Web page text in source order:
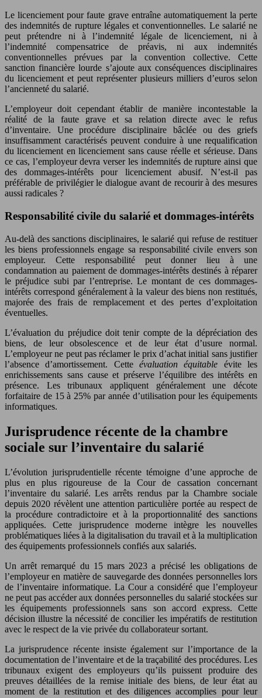
Le licenciement pour faute grave entraîne automatiquement la perte
des indemnités de rupture légales et conventionnelles. Le salarié ne
peut prétendre ni à l’indemnité légale de licenciement, ni à
l’indemnité compensatrice de préavis, ni aux indemnités
conventionnelles prévues par la convention collective. Cette
sanction financière lourde s’ajoute aux conséquences disciplinaires
du licenciement et peut représenter plusieurs milliers d’euros selon
l’ancienneté du salarié.
L’employeur doit cependant établir de manière incontestable la
réalité de la faute grave et sa relation directe avec le refus
d’inventaire. Une procédure disciplinaire bâclée ou des griefs
insuffisamment caractérisés peuvent conduire à une requalification
du licenciement en licenciement sans cause réelle et sérieuse. Dans
ce cas, l’employeur devra verser les indemnités de rupture ainsi que
des dommages-intérêts pour licenciement abusif. N’est-il pas
préférable de privilégier le dialogue avant de recourir à des mesures
aussi radicales ?
Responsabilité civile du salarié et dommages-intérêts
Au-delà des sanctions disciplinaires, le salarié qui refuse de restituer
les biens professionnels engage sa responsabilité civile envers son
employeur. Cette responsabilité peut donner lieu à une
condamnation au paiement de dommages-intérêts destinés à réparer
le préjudice subi par l’entreprise. Le montant de ces dommages-
intérêts correspond généralement à la valeur des biens non restitués,
majorée des frais de remplacement et des pertes d’exploitation
éventuelles.
L’évaluation du préjudice doit tenir compte de la dépréciation des
biens, de leur obsolescence et de leur état d’usure normal.
L’employeur ne peut pas réclamer le prix d’achat initial sans justifier
l’absence d’amortissement. Cette évaluation équitable évite les
enrichissements sans cause et préserve l’équilibre des intérêts en
présence. Les tribunaux appliquent généralement une décote
forfaitaire de 15 à 25% par année d’utilisation pour les équipements
informatiques.
Jurisprudence récente de la chambre
sociale sur l’inventaire du salarié
L’évolution jurisprudentielle récente témoigne d’une approche de
plus en plus rigoureuse de la Cour de cassation concernant
l’inventaire du salarié. Les arrêts rendus par la Chambre sociale
depuis 2020 révèlent une attention particulière portée au respect de
la procédure contradictoire et à la proportionnalité des sanctions
appliquées. Cette jurisprudence moderne intègre les nouvelles
problématiques liées à la digitalisation du travail et à la multiplication
des équipements professionnels confiés aux salariés.
Un arrêt remarqué du 15 mars 2023 a précisé les obligations de
l’employeur en matière de sauvegarde des données personnelles lors
de l’inventaire informatique. La Cour a considéré que l’employeur
ne peut pas accéder aux données personnelles du salarié stockées sur
les équipements professionnels sans son accord express. Cette
décision illustre la nécessité de concilier les impératifs de restitution
avec le respect de la vie privée du collaborateur sortant.
La jurisprudence récente insiste également sur l’importance de la
documentation de l’inventaire et de la traçabilité des procédures. Les
tribunaux exigent des employeurs qu’ils puissent produire des
preuves détaillées de la remise initiale des biens, de leur état au
moment de la restitution et des diligences accomplies pour leur